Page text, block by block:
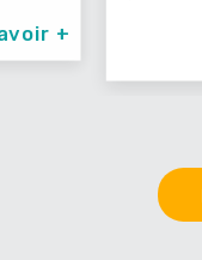
+